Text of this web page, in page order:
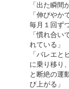
「出た瞬間
「伸びや
毎月１回ず
「慣れ合い
れている」
「バレエ
に乗り移り
と断絶の運
び上がる」